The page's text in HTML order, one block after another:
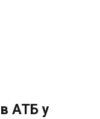
АТБ у